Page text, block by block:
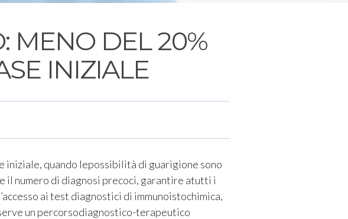
MENO DEL 20%
INIZIALE
iniziale, quando lepossibilità di guarigione sono
il numero di diagnosi precoci, garantire atutti i
ai test diagnostici di immunoistochimica,
un percorsodiagnostico-terapeutico